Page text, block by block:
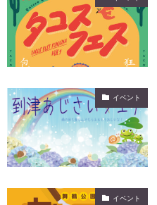
イベント
イベント